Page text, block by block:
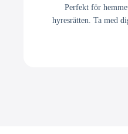
Perfekt för
hyresrätten. Ta med